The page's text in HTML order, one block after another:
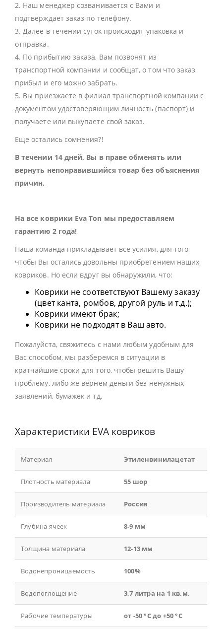
2. Наш менеджер созванивается с Вами и
подтверждает заказ по телефону.
3. Далее в течении суток происходит упаковка и
отправка.
4. По прибытию заказа, Вам позвонят из
транспортной компании и сообщат, о том что заказ
прибыл и его можно забрать.
5. Вы приезжаете в филиал транспортной компании с
документом удостоверяющим личность (паспорт) и
получаете или выкупаете свой заказ.
Еще остались сомнения?!
В течении 14 дней, Вы в праве обменять или
вернуть непонравившийся товар без объяснения
причин.
На все коврики Eva Ton мы предоставляем
гарантию 2 года!
Наша команда прикладывает все усилия, для того,
чтобы Вы остались довольны приобретением наших
ковриков. Но если вдруг вы обнаружили, что:
Коврики не соответствуют Вашему заказу
(цвет канта, ромбов, другой руль и т.д.);
Коврики имеют брак;
Коврики не подходят в Ваш авто.
Пожалуйста, свяжитесь с нами любым удобным для
Вас способом, мы разберемся в ситуации в
кратчайшие сроки для того, чтобы решить Вашу
проблему, либо же вернем деньги без ненужных
заявлений, бумажек и тд.
Характеристики EVA ковриков
Материал Этиленвинилацетат
Плотность материала 55 шор
Производитель материала Россия
Глубина ячеек 8-9 мм
Толщина материала 12-13 мм
Водонепроницаемость 100%
Водопоглощение 3,7 литра на 1 кв.м.
Рабочие температуры от -50 °С до +50 °С